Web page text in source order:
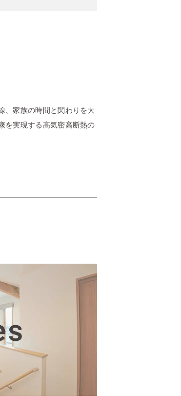
、家族の時間と関わりを大
を実現する高気密高断熱の